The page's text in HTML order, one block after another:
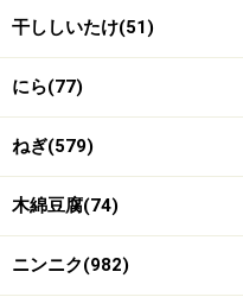
3
内釜に、にらとネギ
干ししいたけ(51)
にら(77)
ねぎ(579)
木綿豆腐(74)
ニンニク(982)